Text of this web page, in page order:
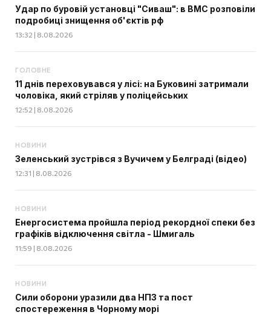
Удар по буровій установці "Сиваш": в ВМС розповіли
подробиці знищення об'єктів рф
13:32 | 8.08.2026
ГОЛОВНЕ
11 днів переховувався у лісі: на Буковині затримали
чоловіка, який стріляв у поліцейських
12:52 | 8.08.2026
НОВИНИ
Зеленський зустрівся з Вучичем у Белграді (відео)
12:31 | 8.08.2026
НОВИНИ
Енергосистема пройшла період рекордної спеки без
графіків відключення світла - Шмигаль
11:59 | 8.08.2026
НОВИНИ
Сили оборони уразили два НПЗ та пост
спостереження в Чорному морі